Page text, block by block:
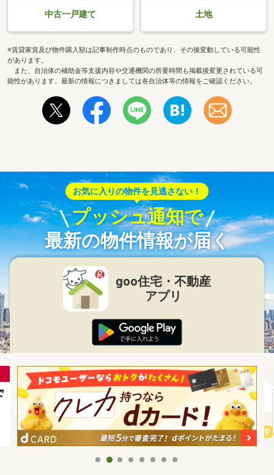
中古一戸建て 土地
※賃貸家賃及び物件購入額は記事制作時点のものであり、その後変動している可能性
があります。
また、自治体の補助金等支援内容や交通機関の所要時間も掲載後変更されている可
能性があります。最新の情報につきましては各自治体等の情報をご確認ください。
お気に入りの物件を見逃さない！
プッシュ通知で
最新の物件情報が届く
goo住宅・不動産
アプリ